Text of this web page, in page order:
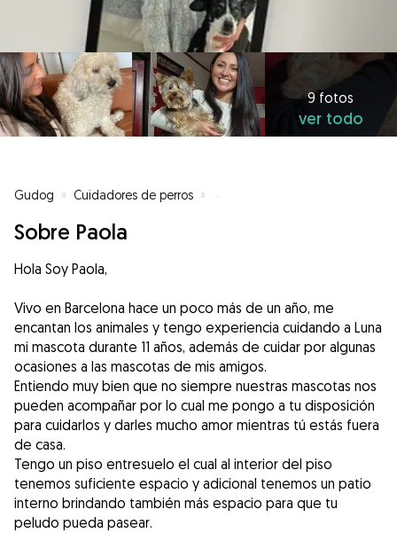
9 fotos
ver todo
Gudog » Cuidadores de perros » Cuidadores de perros en
Sobre Paola
Hola Soy Paola,
Vivo en Barcelona hace un poco más de un año, me
encantan los animales y tengo experiencia cuidando a Luna
mi mascota durante 11 años, además de cuidar por algunas
ocasiones a las mascotas de mis amigos.
Entiendo muy bien que no siempre nuestras mascotas nos
pueden acompañar por lo cual me pongo a tu disposición
para cuidarlos y darles mucho amor mientras tú estás fuera
de casa.
Tengo un piso entresuelo el cual al interior del piso
tenemos suficiente espacio y adicional tenemos un patio
interno brindando también más espacio para que tu
peludo pueda pasear.